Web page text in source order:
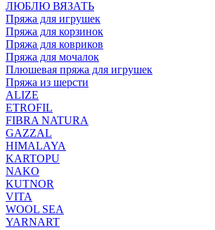
ЛЮБЛЮ ВЯЗАТЬ
Пряжа для игрушек
Пряжа для корзинок
Пряжа для ковриков
Пряжа для мочалок
Плюшевая пряжа для игрушек
Пряжа из шерсти
ALIZE
ETROFIL
FIBRA NATURA
GAZZAL
HIMALAYA
KARTOPU
NAKO
KUTNOR
VITA
WOOL SEA
YARNART